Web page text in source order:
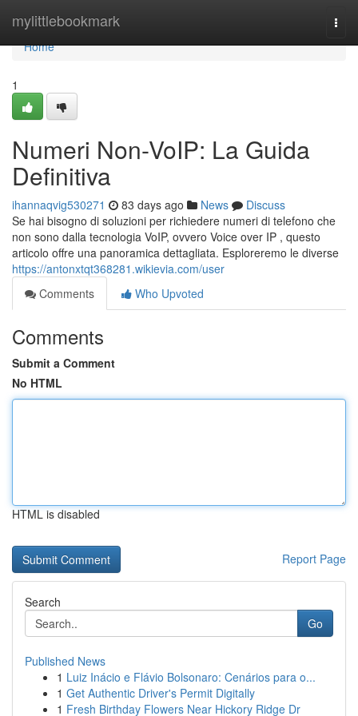
mylittlebookmark
Home
Home
1
Numeri Non-VoIP: La Guida
Definitiva
ihannaqvig530271 83 days ago News
Discuss
Se hai bisogno di soluzioni per richiedere numeri di telefono che
non sono dalla tecnologia VoIP, ovvero Voice over IP , questo
articolo offre una panoramica dettagliata. Esploreremo le diverse
https://antonxtqt368281.wikievia.com/user
Comments
Who Upvoted
Comments
Submit a Comment
No HTML
HTML is disabled
Report Page
Search
Go
Published News
1 Luiz Inácio e Flávio Bolsonaro: Cenários para o...
1 Get Authentic Driver's Permit Digitally
1 Fresh Birthday Flowers Near Hickory Ridge Dr